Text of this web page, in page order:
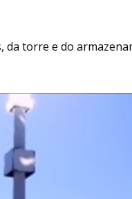
da torre e do